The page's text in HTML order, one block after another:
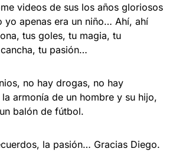
videos de sus los años gloriosos
yo apenas era un niño… Ahí, ahí
tus goles, tu magia, tu
tu pasión…
no hay drogas, no hay
armonía de un hombre y su hijo,
balón de fútbol.
la pasión… Gracias Diego.